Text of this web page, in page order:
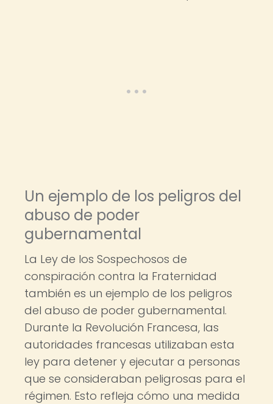
Un ejemplo de los peligros del
abuso de poder
gubernamental
La Ley de los Sospechosos de
conspiración contra la Fraternidad
también es un ejemplo de los peligros
del abuso de poder gubernamental.
Durante la Revolución Francesa, las
autoridades francesas utilizaban esta
ley para detener y ejecutar a personas
que se consideraban peligrosas para el
régimen. Esto refleja cómo una medida